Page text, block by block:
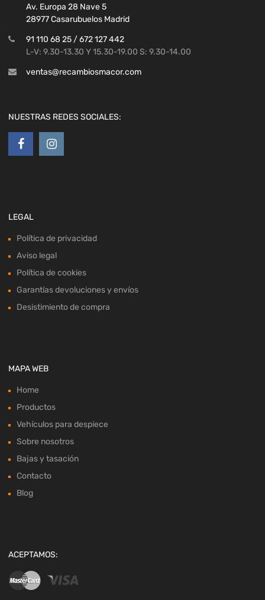
Av. Europa 28 Nave 5
28977 Casarubuelos Madrid
91 110 68 25 / 672 127 442
L-V: 9.30-13.30 Y 15.30-19.00 S: 9.30-14.00
ventas@recambiosmacor.com
NUESTRAS REDES SOCIALES:
LEGAL
Política de privacidad
Aviso legal
Política de cookies
Garantías devoluciones y envíos
Desistimiento de compra
MAPA WEB
Home
Productos
Vehículos para despiece
Sobre nosotros
Bajas y tasación
Contacto
Blog
ACEPTAMOS: